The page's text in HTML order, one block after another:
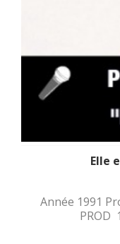
Elle
Année 1991
PROD